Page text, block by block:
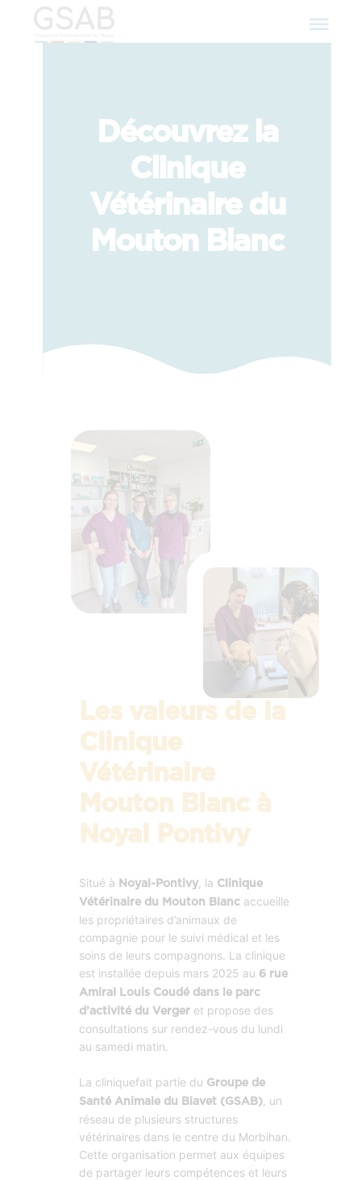
Découvrez la
Clinique
Vétérinaire du
Mouton Blanc
Les valeurs de la
Clinique
Vétérinaire
Mouton Blanc à
Noyal Pontivy
Situé à Noyal-Pontivy , la Clinique
Vétérinaire du Mouton Blanc accueille
les propriétaires d’animaux de
compagnie pour le suivi médical et les
soins de leurs compagnons. La clinique
est installée depuis mars 2025 au 6 rue
Amiral Louis Coudé dans le parc
d’activité du Verger et propose des
consultations sur rendez-vous du lundi
au samedi matin.
La cliniquefait partie du Groupe de
Santé Animale du Blavet (GSAB)
, un
réseau de plusieurs structures
vétérinaires dans le centre du Morbihan.
Cette organisation permet aux équipes
de partager leurs compétences et leurs